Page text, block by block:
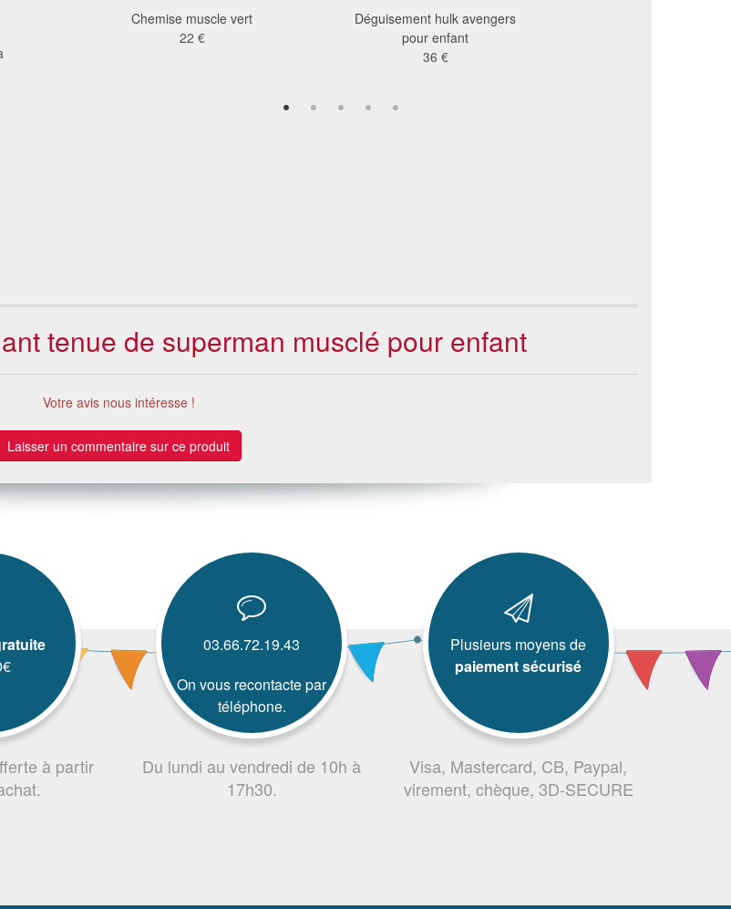
Chemise muscle vert
22 €
Déguisement hulk avengers
pour enfant
36 €
tenue de superman musclé pour enfant
Votre avis nous intéresse !
Laisser un commentaire sur ce produit
à partir
03.66.72.19.43
On vous recontacte par
téléphone.
Du lundi au vendredi de 10h à
17h30.
Plusieurs moyens de
paiement sécurisé
Visa, Mastercard, CB, Paypal,
virement, chèque, 3D-SECURE